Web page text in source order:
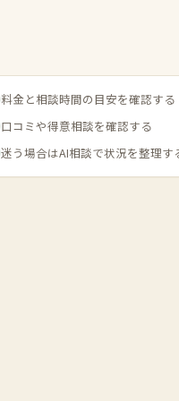
料金と相談時間の目安を確認する
口コミや得意相談を確認する
迷う場合はAI相談で状況を整理す